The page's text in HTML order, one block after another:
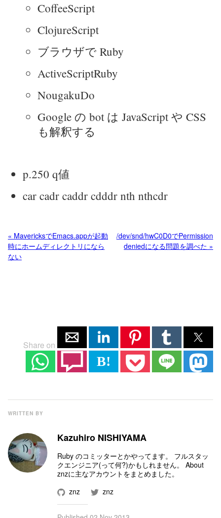
CoffeeScript
ClojureScript
ブラウザで Ruby
ActiveScriptRuby
NougakuDo
Google の bot は JavaScript や CSS
も解釈する
p.250 q値
car cadr caddr cdddr nth nthcdr
« MavericksでEmacs.appが起動
時にホームディレクトリになら
ない
/dev/snd/hwC0D0でPermission
deniedになる問題を調べた »
Share on
B!
WRITTEN BY
Kazuhiro NISHIYAMA
Ruby のコミッターとかやってます。 フルスタッ
クエンジニア(って何?)かもしれません。 About
znzに主なアカウントをまとめました。
znz
znz